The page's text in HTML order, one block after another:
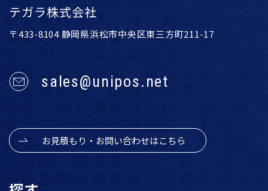
テガラ株式会社
〒433-8104 静岡県浜松市中央区東三方町211-17
sales@unipos.net
お見積もり・お問い合わせはこちら